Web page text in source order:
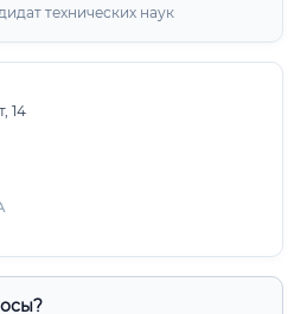
технических наук
14